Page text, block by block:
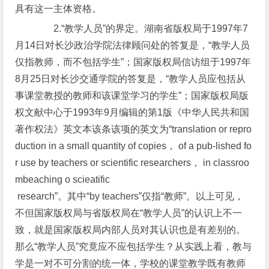
具有这一主体资格。
2.“教学人员”的界定。湖南省版权局于1997年7
月14日对长沙政治学院法律顾问处的答复是，“教学人员
仅指教师，而不包括学生”；国家版权局信访组于1997年
8月25日对长沙交通学院的答复是，“教学人员应包括从
事课堂教授的教师和该课堂学习的学生”；国家版权局版
权文献中心于1993年9月编辑的第1版《中华人民共和国
著作权法》英文本该条该项的英文为“translation or repro
duction in a small quantity of copies， of a pub-lished fo
r use by teachers or scientific researchers， in classroo
mbeaching o scieatific
research”。其中“by teachers”仅指“教师”。以上可见，
不但国家版权局与省版权局在“教学人员”的认识上不一
致，就是国家版权局内部人员对其认识也是有差别的。
那么“教学人员”究竟应不应包括学生？从实践上看，教与
学是一对不可分割的统一体，学校的课堂教学既有教师